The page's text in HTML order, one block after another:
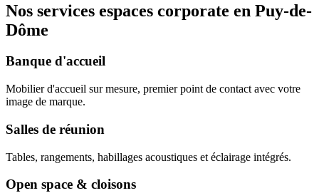
Nos services espaces corporate en Puy-de-
Dôme
Banque d'accueil
Mobilier d'accueil sur mesure, premier point de contact avec votre
image de marque.
Salles de réunion
Tables, rangements, habillages acoustiques et éclairage intégrés.
Open space & cloisons